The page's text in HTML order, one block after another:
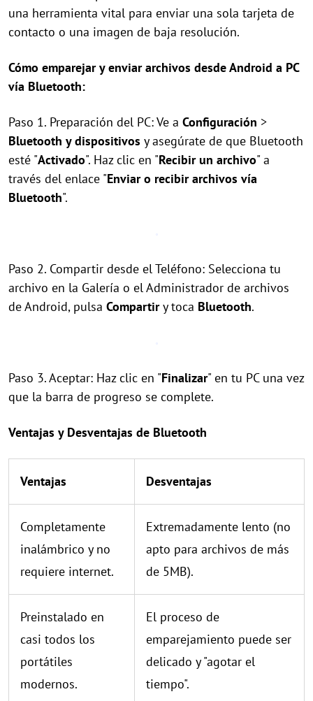
una herramienta vital para enviar una sola tarjeta de
contacto o una imagen de baja resolución.
Cómo emparejar y enviar archivos desde Android a PC
vía Bluetooth:
Paso 1. Preparación del PC: Ve a Configuración >
Bluetooth y dispositivos y asegúrate de que Bluetooth
esté "Activado". Haz clic en "Recibir un archivo" a
través del enlace "Enviar o recibir archivos vía
Bluetooth".
Paso 2. Compartir desde el Teléfono: Selecciona tu
archivo en la Galería o el Administrador de archivos
de Android, pulsa Compartiry toca Bluetooth.
Paso 3. Aceptar: Haz clic en "Finalizar" en tu PC una vez
que la barra de progreso se complete.
Ventajas y Desventajas de Bluetooth
Ventajas Desventajas
Completamente
inalámbrico y no
requiere internet.
Extremadamente lento (no
apto para archivos de más
de 5MB).
Preinstalado en
casi todos los
portátiles
modernos.
El proceso de
emparejamiento puede ser
delicado y "agotar el
tiempo".